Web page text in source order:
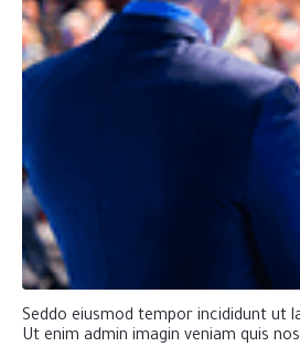
Seddo eiusmod tempor incididunt ut
Ut enim admin imagin veniam quis